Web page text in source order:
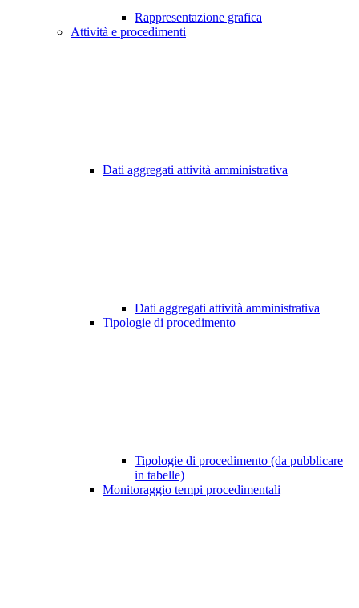
Rappresentazione grafica
Attività e procedimenti
Dati aggregati attività amministrativa
Dati aggregati attività amministrativa
Tipologie di procedimento
Tipologie di procedimento (da pubblicare
in tabelle)
Monitoraggio tempi procedimentali